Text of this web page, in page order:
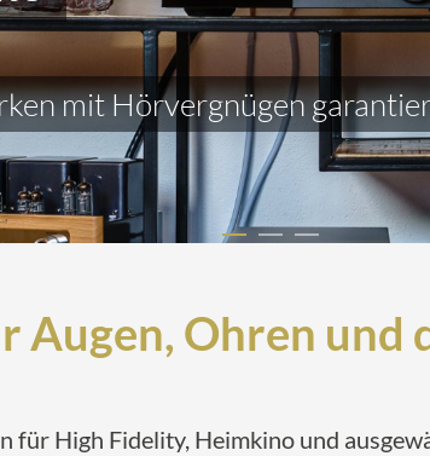
mit Hörvergnügen
Augen, Ohren und
für High Fidelity, Heimkino und